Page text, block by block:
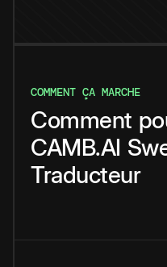
COMMENT ÇA MARCHE
Comment
CAMB.AI
Traducteur